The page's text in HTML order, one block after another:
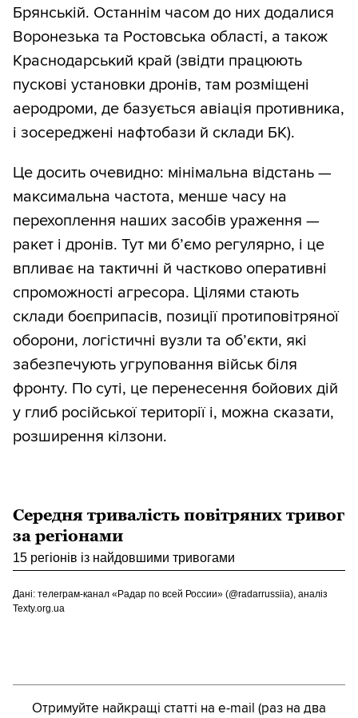
Брянській. Останнім часом до них додалися
Воронезька та Ростовська області, а також
Краснодарський край (звідти працюють
пускові установки дронів, там розміщені
аеродроми, де базується авіація противника,
і зосереджені нафтобази й склади БК).
Це досить очевидно: мінімальна відстань —
максимальна частота, менше часу на
перехоплення наших засобів ураження —
ракет і дронів. Тут ми б’ємо регулярно, і це
впливає на тактичні й частково оперативні
спроможності агресора. Цілями стають
склади боєприпасів, позиції протиповітряної
оборони, логістичні вузли та об’єкти, які
забезпечують угруповання військ біля
фронту. По суті, це перенесення бойових дій
у глиб російської території і, можна сказати,
розширення кілзони.
Середня тривалість повітряних тривог
за регіонами
15 регіонів із найдовшими тривогами
Дані: телеграм-канал «Радар по всей России» (@radarrussiia), аналіз
Texty.org.ua
Отримуйте найкращі статті на e-mail (раз на два